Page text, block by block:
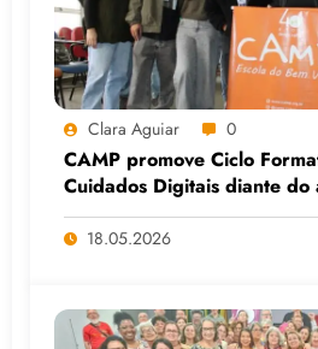
Clara Aguiar 0
CAMP promove Ciclo
Cuidados Digitais diante do
Big Techs e da IA
18.05.2026